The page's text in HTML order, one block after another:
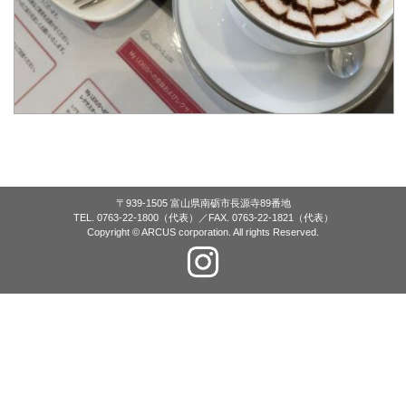
〒939-1505 富山県南砺市長源寺89番地
TEL. 0763-22-1800（代表）／FAX. 0763-22-1821（代表）
Copyright © ARCUS corporation. All rights Reserved.